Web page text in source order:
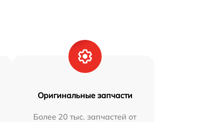
Оригинальные запчасти
Более 20 тыс. запчастей от